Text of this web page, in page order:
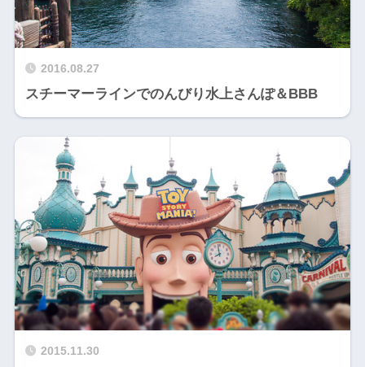
2016.08.27
スチーマーラインでのんびり水上さんぽ＆BBB
2015.11.30